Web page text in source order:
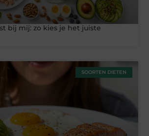
bij mij: zo kies je het juiste
SOORTEN DIETEN